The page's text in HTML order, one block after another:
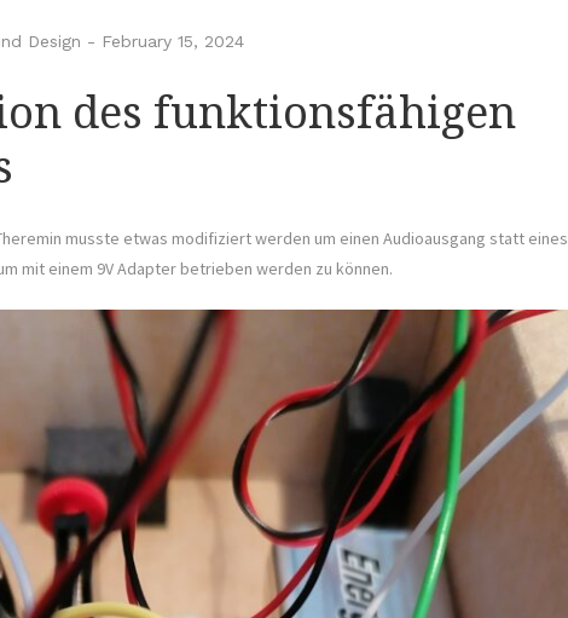
Design - February 15, 2024
des funktionsfähigen
musste etwas modifiziert werden um einen Audioausgang statt eines
mit einem 9V Adapter betrieben werden zu können.